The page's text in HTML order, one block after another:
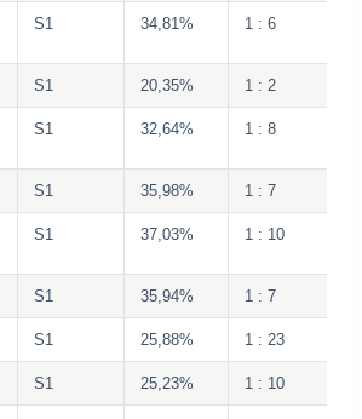
S1 34,81% 1 : 6
S1 20,35% 1 : 2
S1 32,64% 1 : 8
S1 35,98% 1 : 7
S1 37,03% 1 : 10
S1 35,94% 1 : 7
S1 25,88% 1 : 23
S1 25,23% 1 : 10